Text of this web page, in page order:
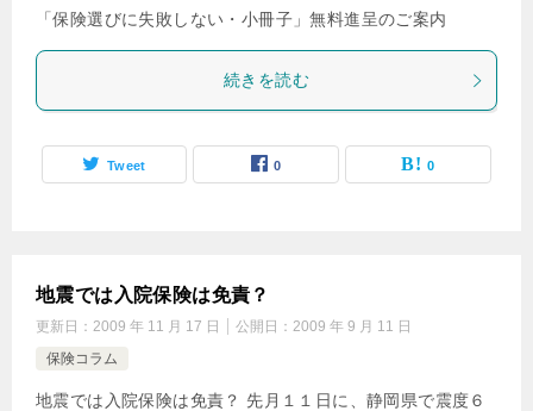
「保険選びに失敗しない・小冊子」無料進呈のご案内
続きを読む
Tweet 0 0
地震では入院保険は免責？
更新日： 2009 年 11 月 17 日 公開日： 2009 年 9 月 11 日
保険コラム
地震では入院保険は免責？ 先月１１日に、静岡県で震度６